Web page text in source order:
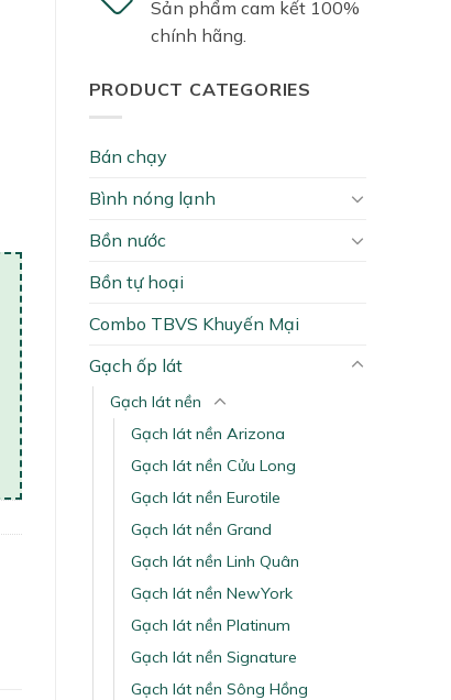
Sản phẩm cam kết 100%
chính hãng.
PRODUCT CATEGORIES
Bán chạy
Bình nóng lạnh
Bồn nước
Bồn tự hoại
Combo TBVS Khuyến Mại
Gạch ốp lát
Gạch lát nền
Gạch lát nền Arizona
Gạch lát nền Cửu Long
Gạch lát nền Eurotile
Gạch lát nền Grand
Gạch lát nền Linh Quân
Gạch lát nền NewYork
Gạch lát nền Platinum
Gạch lát nền Signature
Gạch lát nền Sông Hồng